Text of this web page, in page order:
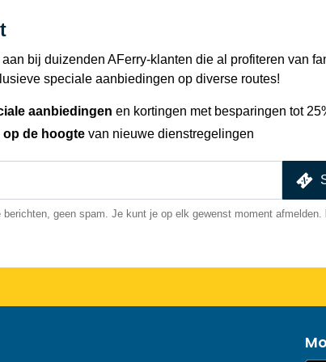
bij duizenden AFerry-klanten die al profiteren van
speciale aanbiedingen op diverse routes!
aanbiedingen en kortingen met besparingen tot
op de hoogte van nieuwe dienstregelingen
geen spam. Je kunt je op elk gewenst moment afmelden.